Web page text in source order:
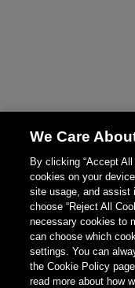
We Care
By clicking “Accept
cookies on your
site usage, and assist
choose “Reject All
necessary cookies to
can choose which
settings. You can
the Cookie Policy
read more about how